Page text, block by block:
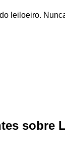
leiloeiro.
sobre